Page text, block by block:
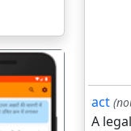
act
A